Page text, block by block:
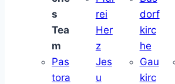
s
Tea
m
Pas
tora
rei
Her
z
Jes
u
dorf
kirc
he
Gau
kirc